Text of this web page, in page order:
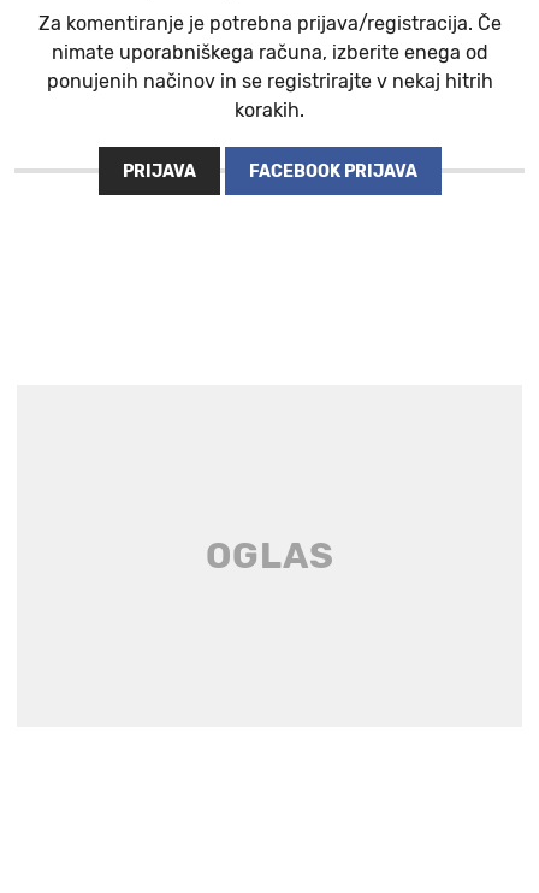
Za komentiranje je potrebna prijava/registracija. Če
nimate uporabniškega računa, izberite enega od
ponujenih načinov in se registrirajte v nekaj hitrih
korakih.
PRIJAVA FACEBOOK PRIJAVA